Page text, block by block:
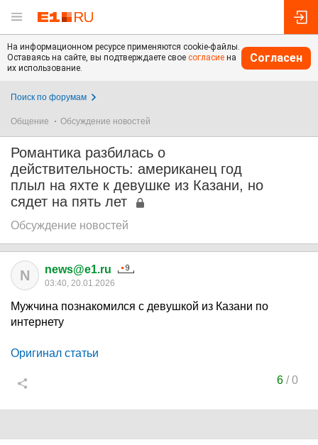
На информационном ресурсе применяются cookie-файлы.
Оставаясь на сайте, вы подтверждаете свое согласие на
их использование.
Согласен
Поиск по форумам
Общение Обсуждение новостей
Романтика разбилась о
действительность: американец год
плыл на яхте к девушке из Казани, но
сядет на пять лет
Обсуждение новостей
N news@e1.ru
03:40, 20.01.2026
Мужчина познакомился с девушкой из Казани по
интернету
Оригинал статьи
6/0